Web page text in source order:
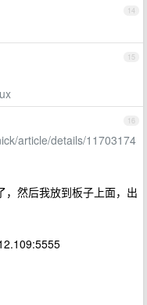
14
15
16
article/details/11703174
，然后我放到板子上面，出